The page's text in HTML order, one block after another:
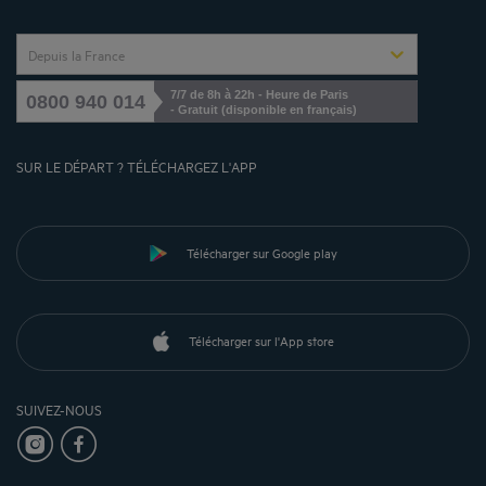
Depuis la France
0800 940 014
7/7 de 8h à 22h - Heure de Paris
- Gratuit (disponible en français)
SUR LE DÉPART ? TÉLÉCHARGEZ L'APP
Télécharger sur Google play
Télécharger sur l'App store
SUIVEZ-NOUS